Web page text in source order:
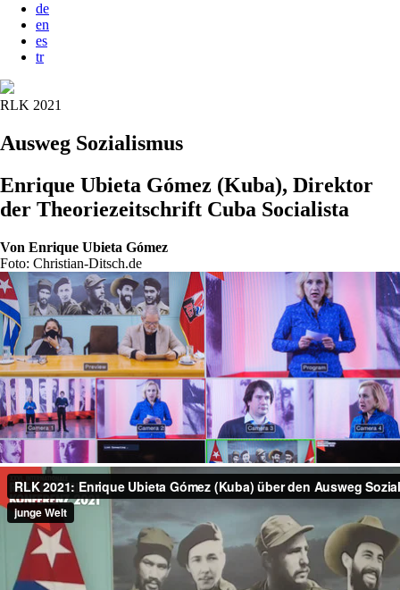
de
en
es
tr
RLK 2021
Ausweg Sozialismus
Enrique Ubieta Gómez (Kuba), Direktor
der Theoriezeitschrift Cuba Socialista
Von Enrique Ubieta Gómez
Foto: Christian-Ditsch.de